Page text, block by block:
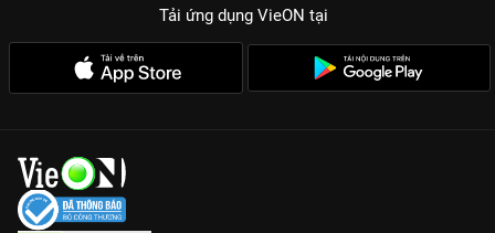
Tải ứng dụng VieON tại